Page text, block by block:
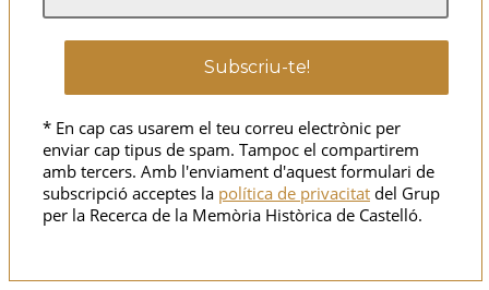
* En cap cas usarem el teu correu electrònic per
enviar cap tipus de spam. Tampoc el compartirem
amb tercers. Amb l'enviament d'aquest formulari de
subscripció acceptes la política de privacitat del Grup
per la Recerca de la Memòria Històrica de Castelló.